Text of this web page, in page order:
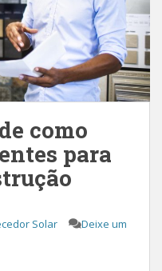
como
para
Solar
Deixe um